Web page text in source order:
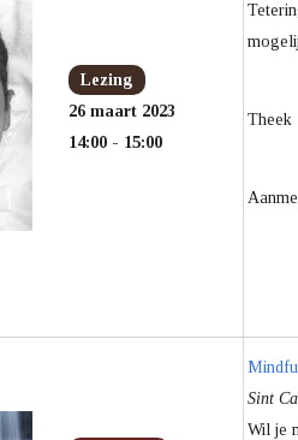
Lezing
26 maart 2023
14:00 - 15:00
Theek
Sint
Wil je